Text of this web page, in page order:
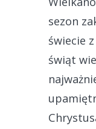
sezon
świecie
świąt